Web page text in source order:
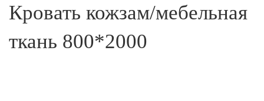
Кровать кожзам/мебельная
ткань 800*2000